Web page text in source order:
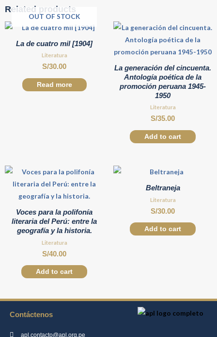
Related products
OUT OF STOCK
La de cuatro mil [1904]
Literatura
S/30.00
Read more
La generación del cincuenta.
Antología poética de la
promoción peruana 1945-
1950
Literatura
S/35.00
Add to cart
Voces para la polifonía
literaria del Perú: entre la
geografía y la historia.
Literatura
S/40.00
Add to cart
Beltraneja
Literatura
S/30.00
Add to cart
Contáctenos
apl.contacto@apl.org.pe